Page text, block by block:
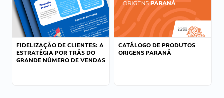
FIDELIZAÇÃO DE CLIENTES: A
ESTRATÉGIA POR TRÁS DO
GRANDE NÚMERO DE VENDAS
CATÁLOGO DE PRODUTOS
ORIGENS PARANÁ